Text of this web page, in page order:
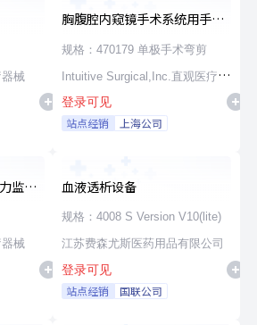
械
胸腹腔内窥镜手术系统用手术
器械
规格：470179 单极手术弯剪
Intuitive Surgical,Inc.直观医疗公
司
登录可见
站点经销 上海公司
监测
械
血液透析设备
规格：4008 S Version V10(lite)
江苏费森尤斯医药用品有限公司
登录可见
站点经销 国联公司